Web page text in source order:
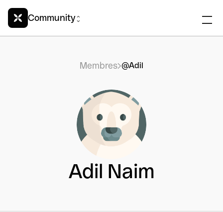
Community
Membres @Adil
Adil Naim